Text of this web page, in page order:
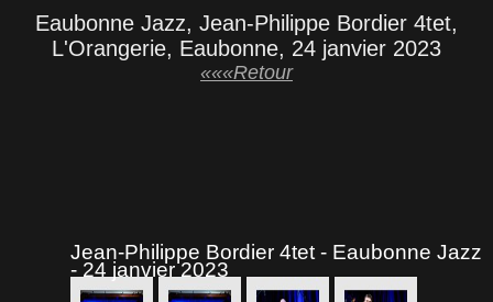
Eaubonne Jazz, Jean-Philippe Bordier 4tet,
L'Orangerie, Eaubonne, 24 janvier 2023
«««Retour
Jean-Philippe Bordier 4tet - Eaubonne Jazz
- 24 janvier 2023